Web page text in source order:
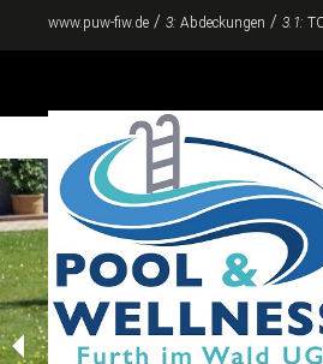
www.puw-fiw.de / 3: Abdeckungen / 3.1: